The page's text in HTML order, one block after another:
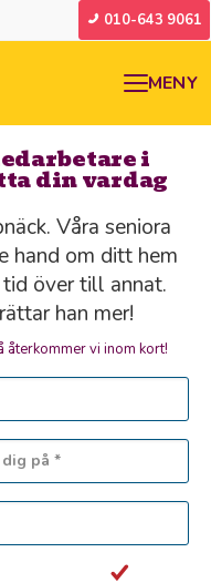
010-643 9061
MENY
i
din vardag
Våra seniora
hand om ditt hem
över till annat.
han mer!
återkommer vi inom kort!